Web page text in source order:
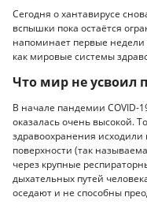
Сегодня о хантавирусе
вспышки пока остаётся
напоминает первые
как мировые системы
Что мир не усвоил
В начале пандемии
оказалась очень высокой.
здравоохранения исходили
поверхности (так
через крупные
дыхательных путей
оседают и не способны